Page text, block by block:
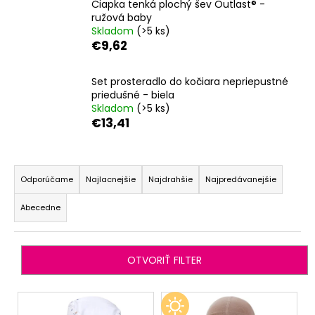
Čiapka tenká plochý šev Outlast® -
ružová baby
Skladom (>5 ks)
€9,62
Set prosteradlo do kočiara nepriepustné
priedušné - biela
Skladom (>5 ks)
€13,41
R
a
d
e
n
e
p
Odporúčame Najlacnejšie Najdrahšie Najpredávanejšie
Abecedne
OTVORIŤ FILTER
V
HĽADAŤ
O
o